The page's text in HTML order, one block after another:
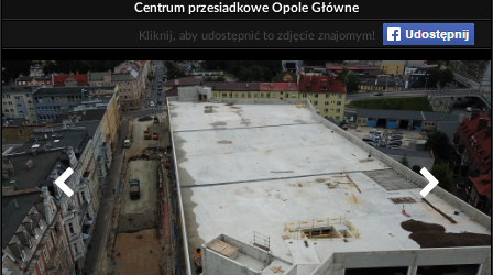
Centrum przesiadkowe Opole Główne
Kliknij, aby udostępnić to zdjęcie znajomym!